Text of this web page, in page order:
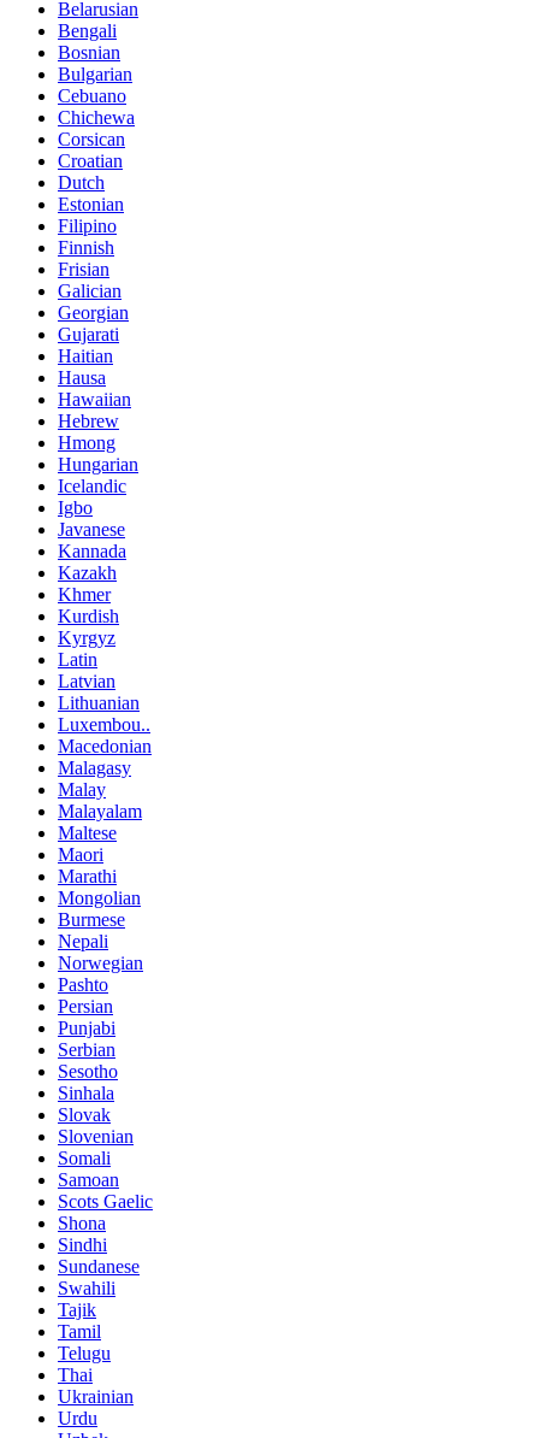
Belarusian
Bengali
Bosnian
Bulgarian
Cebuano
Chichewa
Corsican
Croatian
Dutch
Estonian
Filipino
Finnish
Frisian
Galician
Georgian
Gujarati
Haitian
Hausa
Hawaiian
Hebrew
Hmong
Hungarian
Icelandic
Igbo
Javanese
Kannada
Kazakh
Khmer
Kurdish
Kyrgyz
Latin
Latvian
Lithuanian
Luxembou..
Macedonian
Malagasy
Malay
Malayalam
Maltese
Maori
Marathi
Mongolian
Burmese
Nepali
Norwegian
Pashto
Persian
Punjabi
Serbian
Sesotho
Sinhala
Slovak
Slovenian
Somali
Samoan
Scots Gaelic
Shona
Sindhi
Sundanese
Swahili
Tajik
Tamil
Telugu
Thai
Ukrainian
Urdu